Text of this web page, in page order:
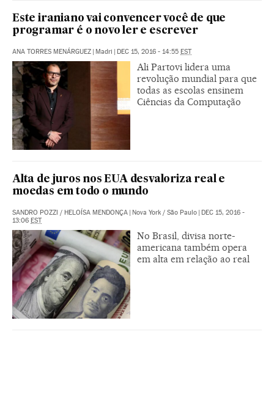
Este iraniano vai convencer você de que
programar é o novo ler e escrever
ANA TORRES MENÁRGUEZ | Madri | DEC 15, 2016 - 14:55 EST
Ali Partovi lidera uma
revolução mundial para que
todas as escolas ensinem
Ciências da Computação
Alta de juros nos EUA desvaloriza real e
moedas em todo o mundo
SANDRO POZZI / HELOÍSA MENDONÇA | Nova York / São Paulo | DEC 15, 2016 -
13:06 EST
No Brasil, divisa norte-
americana também opera
em alta em relação ao real